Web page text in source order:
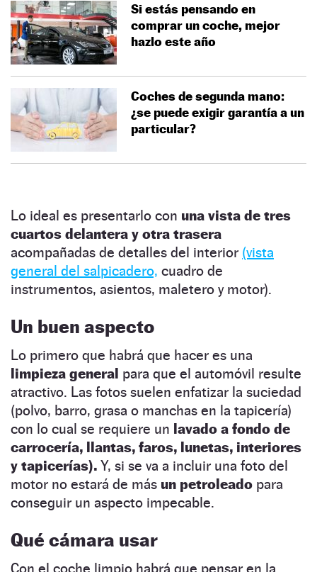
Si estás pensando en
comprar un coche, mejor
hazlo este año
Coches de segunda mano:
¿se puede exigir garantía a un
particular?
Lo ideal es presentarlo con una vista de tres
cuartos delantera y otra trasera
acompañadas de detalles del interior (vista
general del salpicadero, cuadro de
instrumentos, asientos, maletero y motor).
Un buen aspecto
Lo primero que habrá que hacer es una
limpieza general para que el automóvil resulte
atractivo. Las fotos suelen enfatizar la suciedad
(polvo, barro, grasa o manchas en la tapicería)
con lo cual se requiere un lavado a fondo de
carrocería, llantas, faros, lunetas, interiores
y tapicerías). Y, si se va a incluir una foto del
motor no estará de más un petroleado para
conseguir un aspecto impecable.
Qué cámara usar
Con el coche limpio habrá que pensar en la